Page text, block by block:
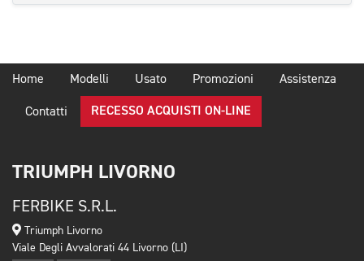
Home Modelli Usato Promozioni Assistenza
Contatti RECESSO ACQUISTI ON-LINE
TRIUMPH LIVORNO
FERBIKE S.R.L.
Triumph Livorno
Viale Degli Avvalorati 44 Livorno (LI)